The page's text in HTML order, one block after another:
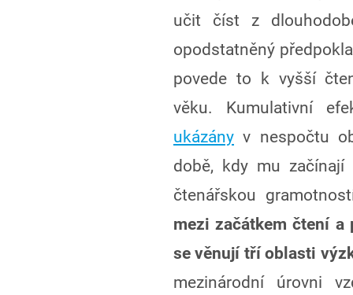
učit číst z
opodstatněný
povede to k vyšší
věku. Kumulativní
ukázány v nespočtu
době, kdy mu
čtenářskou
mezi začátkem čtení a
se věnují tří oblasti
mezinárodní úrovni